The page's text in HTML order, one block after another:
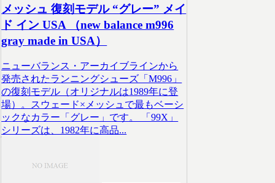
メッシュ 復刻モデル “グレー” メイ
ド イン USA （new balance m996
gray made in USA）
ニューバランス・アーカイブラインから
発売されたランニングシューズ「M996」
の復刻モデル（オリジナルは1989年に登
場）。スウェード×メッシュで最もベーシ
ックなカラー「グレー」です。 「99X」
シリーズは、1982年に高品...